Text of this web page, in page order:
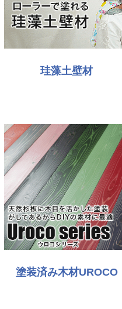
珪藻土壁材
塗装済み木材UROCO